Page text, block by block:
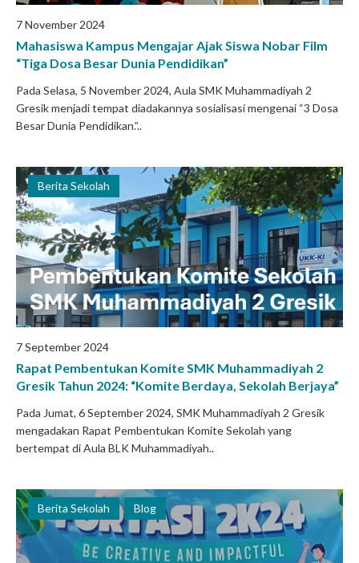
7 November 2024
Mahasiswa Kampus Mengajar Ajak Siswa Nobar Film
“Tiga Dosa Besar Dunia Pendidikan”
Pada Selasa, 5 November 2024, Aula SMK Muhammadiyah 2
Gresik menjadi tempat diadakannya sosialisasi mengenai “3 Dosa
Besar Dunia Pendidikan.”..
Berita Sekolah
7 September 2024
Rapat Pembentukan Komite SMK Muhammadiyah 2
Gresik Tahun 2024: “Komite Berdaya, Sekolah Berjaya”
Pada Jumat, 6 September 2024, SMK Muhammadiyah 2 Gresik
mengadakan Rapat Pembentukan Komite Sekolah yang
bertempat di Aula BLK Muhammadiyah..
Berita Sekolah Blog